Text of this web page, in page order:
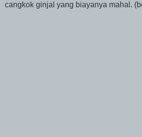
cangkok ginjal yang biayanya mahal.